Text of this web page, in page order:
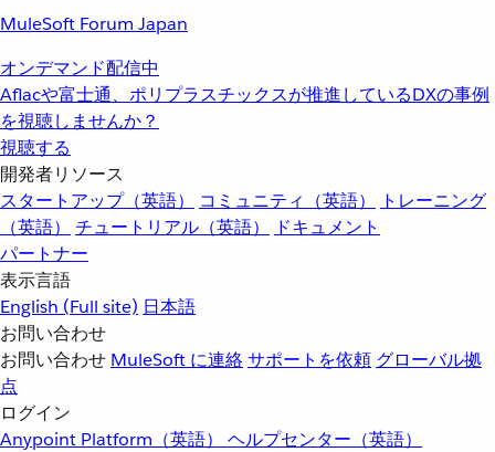
MuleSoft Forum Japan
オンデマンド配信中
Aflacや富士通、ポリプラスチックスが推進しているDXの事例
を視聴しませんか？
視聴する
開発者リソース
スタートアップ（英語）
コミュニティ（英語）
トレーニング
（英語）
チュートリアル（英語）
ドキュメント
パートナー
表示言語
English (Full site) 日本語
お問い合わせ
お問い合わせ MuleSoft に連絡サポートを依頼 グローバル拠
点
ログイン
Anypoint Platform（英語） ヘルプセンター（英語）